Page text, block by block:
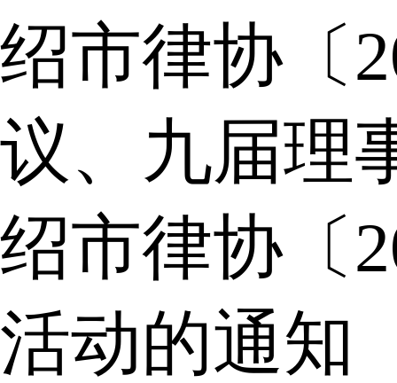
绍市律协〔
议、九届理
绍市律协〔
活动的通知